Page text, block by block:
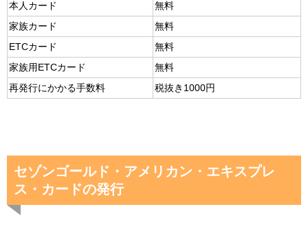
本人カード
無料
家族カード
無料
ETCカード
無料
家族用ETCカード
無料
再発行にかかる手数料
税抜き1000円
セゾンゴールド・アメリカン・エキスプレ
ス・カードの発行